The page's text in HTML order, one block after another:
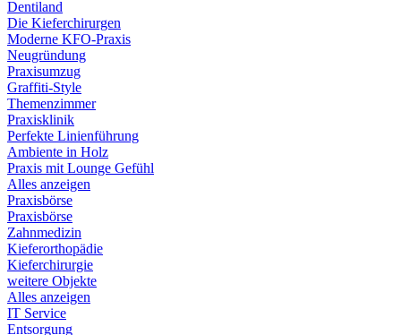
Dentiland
Die Kieferchirurgen
Moderne KFO-Praxis
Neugründung
Praxisumzug
Graffiti-Style
Themenzimmer
Praxisklinik
Perfekte Linienführung
Ambiente in Holz
Praxis mit Lounge Gefühl
Alles anzeigen
Praxisbörse
Praxisbörse
Zahnmedizin
Kieferorthopädie
Kieferchirurgie
weitere Objekte
Alles anzeigen
IT Service
Entsorgung